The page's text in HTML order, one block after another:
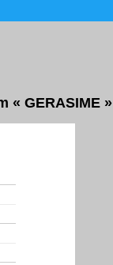
« GERASIME »